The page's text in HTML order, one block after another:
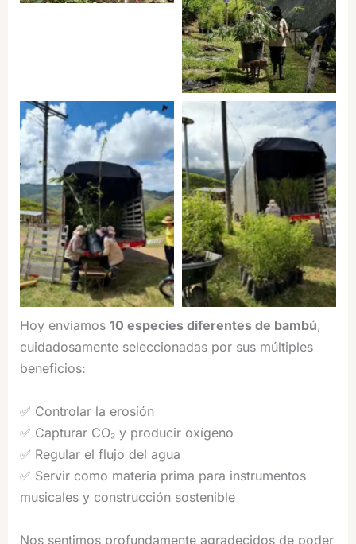
Minga de Flautas y
Tambores a Hacienda
Guadua Bamboo
Minga de Flautas y
Tambores a Hacienda
Guadua Bamboo
Minga de Flautas y
Tambores a Hacienda
Guadua Bamboo
Hoy enviamos 10 especies diferentes de bambú,
cuidadosamente seleccionadas por sus múltiples
beneficios:
✅ Controlar la erosión
✅ Capturar CO₂ y producir oxígeno
✅ Regular el flujo del agua
✅ Servir como materia prima para instrumentos
musicales y construcción sostenible
Nos sentimos profundamente agradecidos de poder